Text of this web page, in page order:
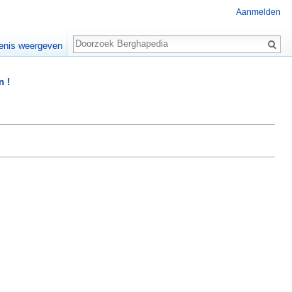
!
Aanmelden
weergeven
Zoeken